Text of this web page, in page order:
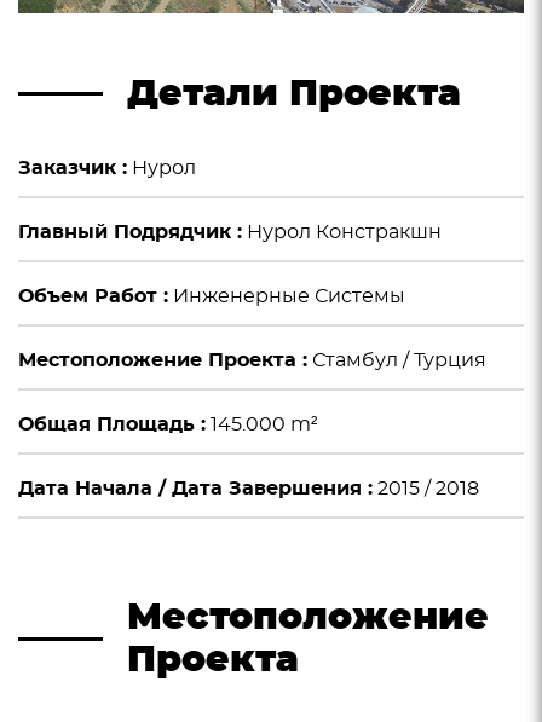
Детали Проекта
Заказчик : Нурол
Главный Подрядчик : Нурол Констракшн
Объем Работ : Инженерные Системы
Местоположение Проекта : Стамбул / Турция
Общая Площадь : 145.000 m²
Дата Начала / Дата Завершения : 2015 / 2018
Местоположение
Проекта